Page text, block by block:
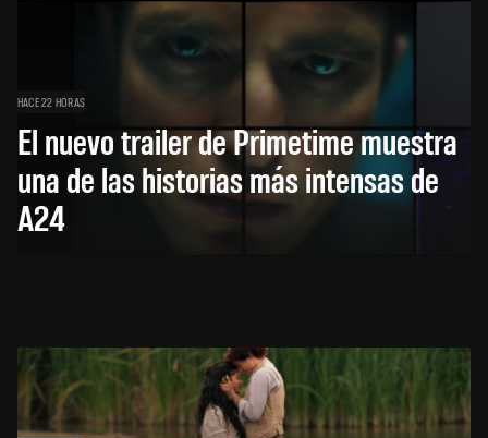
HACE 22 HORAS
El nuevo trailer de Primetime muestra
una de las historias más intensas de
A24